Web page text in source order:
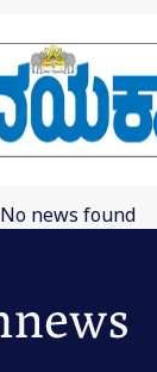
No news found